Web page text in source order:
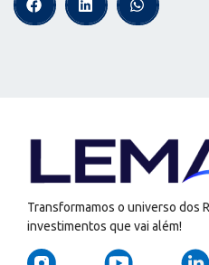
Transformamos o universo dos
investimentos que vai além!